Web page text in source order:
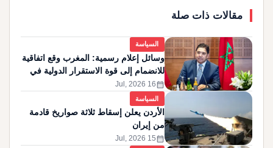
مقالات ذات صلة
السياسة
وسائل إعلام رسمية: المغرب وقع اتفاقية
للانضمام إلى قوة الاستقرار الدولية في
غزة
calendar_month
16 Jul, 2026
السياسة
الأردن يعلن إسقاط ثلاثة صواريخ قادمة
من إيران
calendar_month
15 Jul, 2026